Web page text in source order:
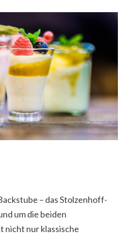
– das Stolzenhoff-
um die beiden
nicht nur klassische